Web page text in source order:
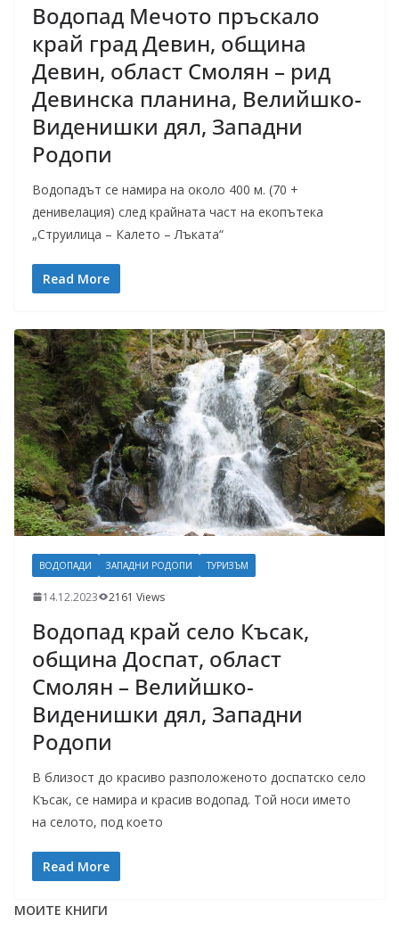
Водопад Мечото пръскало
край град Девин, община
Девин, област Смолян – рид
Девинска планина, Велийшко-
Виденишки дял, Западни
Родопи
Водопадът се намира на около 400 м. (70 +
денивелация) след крайната част на екопътека
„Струилица – Калето – Лъката“
Read More
ВОДОПАДИ ЗАПАДНИ РОДОПИ ТУРИЗЪМ
14.12.2023 2161 Views
Водопад край село Късак,
община Доспат, област
Смолян – Велийшко-
Виденишки дял, Западни
Родопи
В близост до красиво разположеното доспатско село
Късак, се намира и красив водопад. Той носи името
на селото, под което
Read More
МОИТЕ КНИГИ